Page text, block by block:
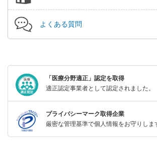
よくある質問
「医療分野適正」認定を取得
適正認定事業者として認定されました。
プライバシーマーク取得企業
厳密な管理基準で個人情報をお守りしま